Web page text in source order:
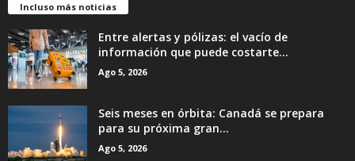
Incluso más noticias
Entre alertas y pólizas: el vacío de
información que puede costarte...
Ago 5, 2026
Seis meses en órbita: Canadá se prepara
para su próxima gran...
Ago 5, 2026